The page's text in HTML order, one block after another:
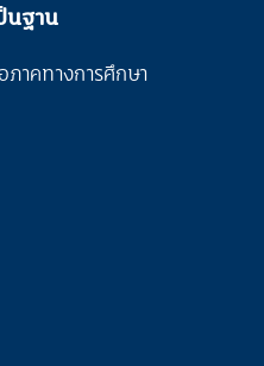
นฐาน
าคทางการศึกษา